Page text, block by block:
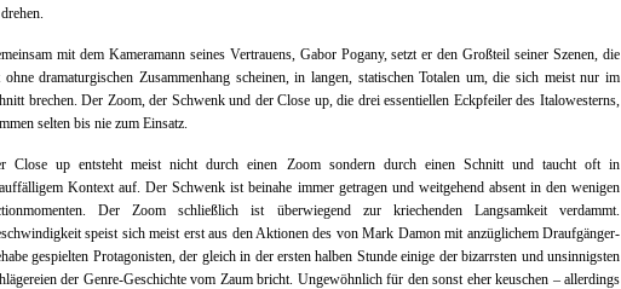
mit dem Kameramann seines Vertrauens, Gabor Pogany, setzt er den Großteil seiner Szenen, die
ohne dramaturgischen Zusammenhang scheinen, in langen, statischen Totalen um, die sich meist nur im
brechen. Der Zoom, der Schwenk und der Close up, die drei essentiellen Eckpfeiler des Italowesterns,
selten bis nie zum Einsatz.
Close up entsteht meist nicht durch einen Zoom sondern durch einen Schnitt und taucht oft in
Kontext auf. Der Schwenk ist beinahe immer getragen und weitgehend absent in den wenigen
Der Zoom schließlich ist überwiegend zur kriechenden Langsamkeit verdammt.
speist sich meist erst aus den Aktionen des von Mark Damon mit anzüglichem Draufgänger-
gespielten Protagonisten, der gleich in der ersten halben Stunde einige der bizarrsten und unsinnigsten
der Genre-Geschichte vom Zaum bricht. Ungewöhnlich für den sonst eher keuschen – allerdings